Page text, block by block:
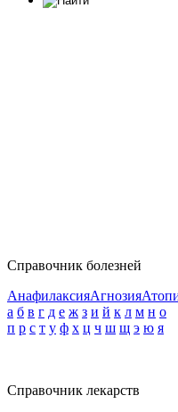
Справочник болезней
АнафилаксияАгнозия
а б в г д е ж з и й к л м н о
п р с т у ф х ц ч ш щ э ю я
Справочник лекарств